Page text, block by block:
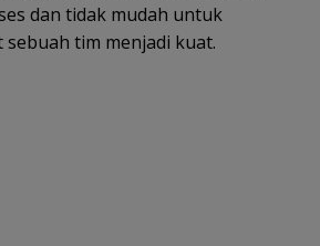
dan tidak mudah untuk
tim menjadi kuat.